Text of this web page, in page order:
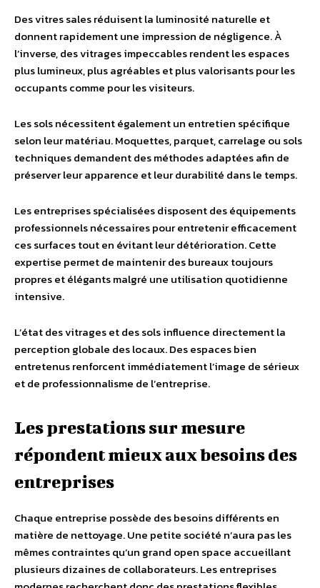
Des vitres sales réduisent la luminosité naturelle et
donnent rapidement une impression de négligence. À
l’inverse, des vitrages impeccables rendent les espaces
plus lumineux, plus agréables et plus valorisants pour les
occupants comme pour les visiteurs.
Les sols nécessitent également un entretien spécifique
selon leur matériau. Moquettes, parquet, carrelage ou sols
techniques demandent des méthodes adaptées afin de
préserver leur apparence et leur durabilité dans le temps.
Les entreprises spécialisées disposent des équipements
professionnels nécessaires pour entretenir efficacement
ces surfaces tout en évitant leur détérioration. Cette
expertise permet de maintenir des bureaux toujours
propres et élégants malgré une utilisation quotidienne
intensive.
L’état des vitrages et des sols influence directement la
perception globale des locaux. Des espaces bien
entretenus renforcent immédiatement l’image de sérieux
et de professionnalisme de l’entreprise.
Les prestations sur mesure
répondent mieux aux besoins des
entreprises
Chaque entreprise possède des besoins différents en
matière de nettoyage. Une petite société n’aura pas les
mêmes contraintes qu’un grand open space accueillant
plusieurs dizaines de collaborateurs. Les entreprises